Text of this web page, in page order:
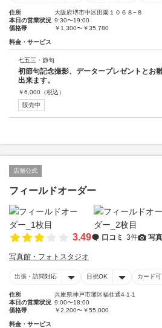
住所
大阪府堺市中区田園１０６８−８
本日の営業状況 9:30〜19:00
価格帯
￥1,300〜￥35,780
料金・サービス
七五三・節句
初節句記念撮影、データープレゼントとお
出来ます。
￥6,000 （税込）
販売中
店舗公式
フィールドオーダー
3.49 口コミ 3件 写真
写真館・フォトスタジオ
出張・訪問対応 日祝OK カード可
住所
兵庫県神戸市灘区福住通4-1-1
本日の営業状況 9:00〜18:00
価格帯
￥2,200〜￥55,000
料金・サービス